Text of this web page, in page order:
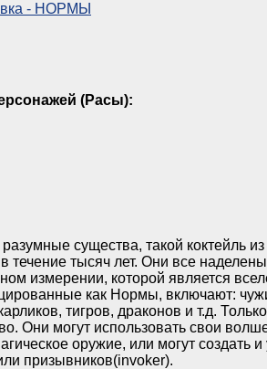
- НОРМЫ
(Расы):
существа, такой коктейль
в течение тысяч лет. Они все
измерении, которой является
как Нормы, включают:
тигров, драконов и т.д.
Они могут использовать свои
оружие, или могут создать
призывников(invoker).